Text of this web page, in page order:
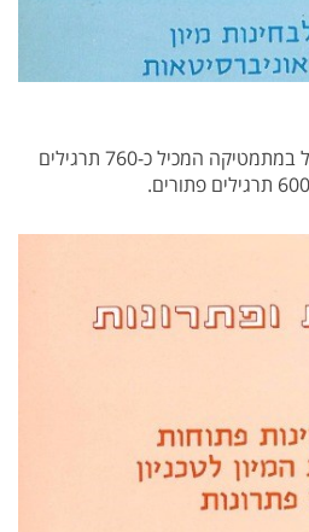
ספר מיוחד בנוף ספרי התרגול במתמטיקה המכיל כ-760 תרגילים